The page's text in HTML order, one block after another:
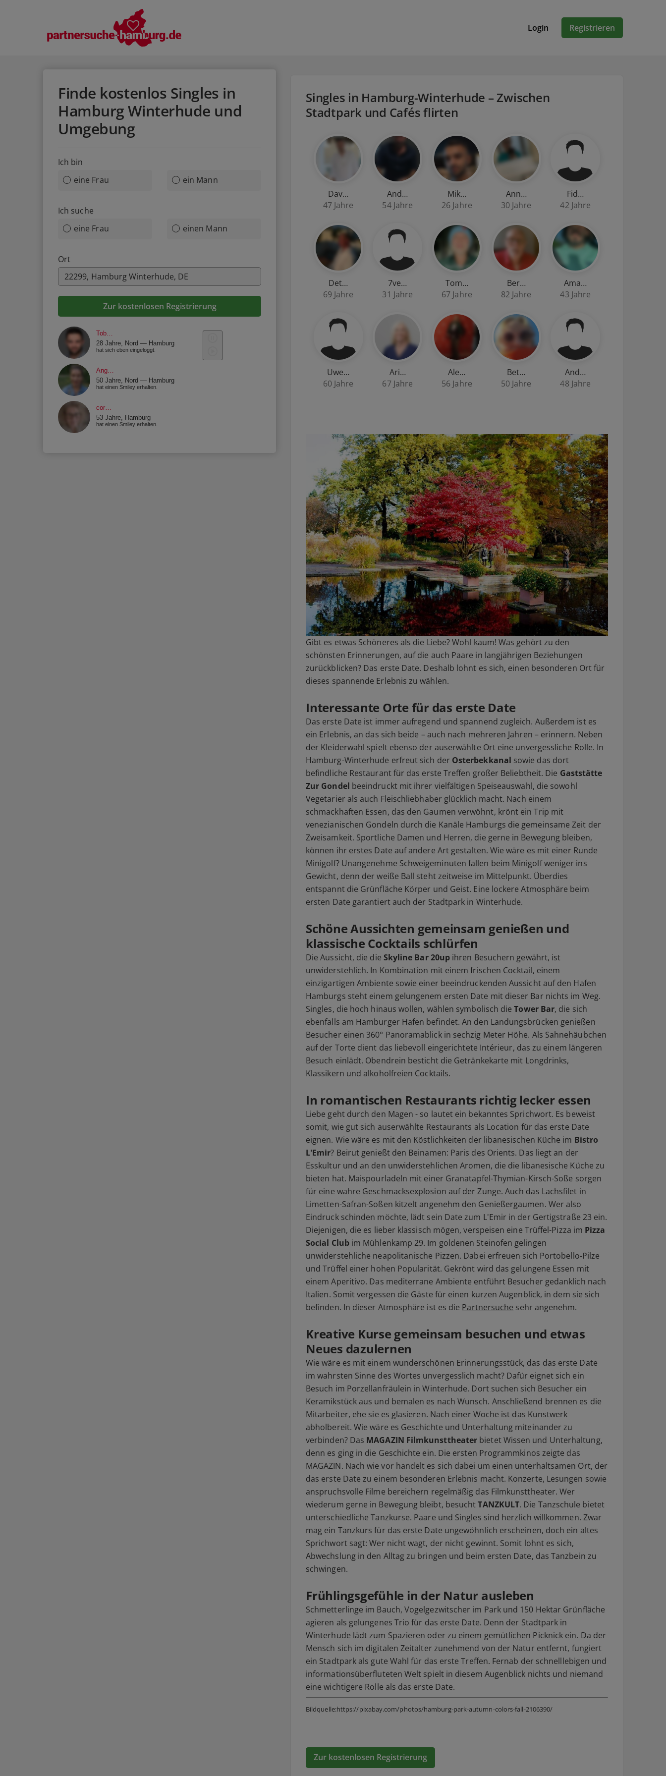
Login Registrieren
Finde kostenlos Singles in
Hamburg Winterhude und
Umgebung
Ich bin
eine Frau
ein Mann
Ich suche
eine Frau
einen Mann
Ort
Zur kostenlosen Registrierung
Singles in Hamburg-Winterhude – Zwischen
Stadtpark und Cafés flirten
Dav…
47 Jahre
And…
54 Jahre
Mik…
26 Jahre
Ann…
30 Jahre
Fid…
42 Jahre
Det…
69 Jahre
7ve…
31 Jahre
Tom…
67 Jahre
Ber…
82 Jahre
Ama…
43 Jahre
Uwe…
60 Jahre
Ari…
67 Jahre
Ale…
56 Jahre
Bet…
50 Jahre
And…
48 Jahre
Gibt es etwas Schöneres als die Liebe? Wohl kaum! Was gehört zu den
schönsten Erinnerungen, auf die auch Paare in langjährigen Beziehungen
zurückblicken? Das erste Date. Deshalb lohnt es sich, einen besonderen Ort für
dieses spannende Erlebnis zu wählen.
Interessante Orte für das erste Date
Das erste Date ist immer aufregend und spannend zugleich. Außerdem ist es
ein Erlebnis, an das sich beide – auch nach mehreren Jahren – erinnern. Neben
der Kleiderwahl spielt ebenso der auserwählte Ort eine unvergessliche Rolle. In
Hamburg-Winterhude erfreut sich der Osterbekkanal sowie das dort
befindliche Restaurant für das erste Treffen großer Beliebtheit. Die Gaststätte
Zur Gondel beeindruckt mit ihrer vielfältigen Speiseauswahl, die sowohl
Vegetarier als auch Fleischliebhaber glücklich macht. Nach einem
schmackhaften Essen, das den Gaumen verwöhnt, krönt ein Trip mit
venezianischen Gondeln durch die Kanäle Hamburgs die gemeinsame Zeit der
Zweisamkeit. Sportliche Damen und Herren, die gerne in Bewegung bleiben,
können ihr erstes Date auf andere Art gestalten. Wie wäre es mit einer Runde
Minigolf? Unangenehme Schweigeminuten fallen beim Minigolf weniger ins
Gewicht, denn der weiße Ball steht zeitweise im Mittelpunkt. Überdies
entspannt die Grünfläche Körper und Geist. Eine lockere Atmosphäre beim
ersten Date garantiert auch der Stadtpark in Winterhude.
Schöne Aussichten gemeinsam genießen und
klassische Cocktails schlürfen
Die Aussicht, die die Skyline Bar 20up ihren Besuchern gewährt, ist
unwiderstehlich. In Kombination mit einem frischen Cocktail, einem
einzigartigen Ambiente sowie einer beeindruckenden Aussicht auf den Hafen
Hamburgs steht einem gelungenem ersten Date mit dieser Bar nichts im Weg.
Singles, die hoch hinaus wollen, wählen symbolisch dieTower Bar, die sich
ebenfalls am Hamburger Hafen befindet. An den Landungsbrücken genießen
Besucher einen 360° Panoramablick in sechzig Meter Höhe. Als Sahnehäubchen
auf der Torte dient das liebevoll eingerichtete Intérieur, das zu einem längeren
Besuch einlädt. Obendrein besticht die Getränkekarte mit Longdrinks,
Klassikern und alkoholfreien Cocktails.
In romantischen Restaurants richtig lecker essen
Liebe geht durch den Magen - so lautet ein bekanntes Sprichwort. Es beweist
somit, wie gut sich auserwählte Restaurants als Location für das erste Date
eignen. Wie wäre es mit den Köstlichkeiten der libanesischen Küche im Bistro
L'Emir? Beirut genießt den Beinamen: Paris des Orients. Das liegt an der
Esskultur und an den unwiderstehlichen Aromen, die die libanesische Küche zu
bieten hat. Maispourladeln mit einer Granatapfel-Thymian-Kirsch-Soße sorgen
für eine wahre Geschmacksexplosion auf der Zunge. Auch das Lachsfilet in
Limetten-Safran-Soßen kitzelt angenehm den Genießergaumen. Wer also
Eindruck schinden möchte, lädt sein Date zum L'Emir in der Gertigstraße 23 ein.
Diejenigen, die es lieber klassisch mögen, verspeisen eine Trüffel-Pizza im Pizza
Social Clubim Mühlenkamp 29. Im goldenen Steinofen gelingen
unwiderstehliche neapolitanische Pizzen. Dabei erfreuen sich Portobello-Pilze
und Trüffel einer hohen Popularität. Gekrönt wird das gelungene Essen mit
einem Aperitivo. Das mediterrane Ambiente entführt Besucher gedanklich nach
Italien. Somit vergessen die Gäste für einen kurzen Augenblick, in dem sie sich
befinden. In dieser Atmosphäre ist es die Partnersuche sehr angenehm.
Kreative Kurse gemeinsam besuchen und etwas
Neues dazulernen
Wie wäre es mit einem wunderschönen Erinnerungsstück, das das erste Date
im wahrsten Sinne des Wortes unvergesslich macht? Dafür eignet sich ein
Besuch im Porzellanfräulein in Winterhude. Dort suchen sich Besucher ein
Keramikstück aus und bemalen es nach Wunsch. Anschließend brennen es die
Mitarbeiter, ehe sie es glasieren. Nach einer Woche ist das Kunstwerk
abholbereit. Wie wäre es Geschichte und Unterhaltung miteinander zu
verbinden? Das MAGAZIN Filmkunsttheater bietet Wissen und Unterhaltung,
denn es ging in die Geschichte ein. Die ersten Programmkinos zeigte das
MAGAZIN. Nach wie vor handelt es sich dabei um einen unterhaltsamen Ort, der
das erste Date zu einem besonderen Erlebnis macht. Konzerte, Lesungen sowie
anspruchsvolle Filme bereichern regelmäßig das Filmkunsttheater. Wer
wiederum gerne in Bewegung bleibt, besuchtTANZKULT. Die Tanzschule bietet
unterschiedliche Tanzkurse. Paare und Singles sind herzlich willkommen. Zwar
mag ein Tanzkurs für das erste Date ungewöhnlich erscheinen, doch ein altes
Sprichwort sagt: Wer nicht wagt, der nicht gewinnt. Somit lohnt es sich,
Abwechslung in den Alltag zu bringen und beim ersten Date, das Tanzbein zu
schwingen.
Frühlingsgefühle in der Natur ausleben
Schmetterlinge im Bauch, Vogelgezwitscher im Park und 150 Hektar Grünfläche
agieren als gelungenes Trio für das erste Date. Denn der Stadtpark in
Winterhude lädt zum Spazieren oder zu einem gemütlichen Picknick ein. Da der
Mensch sich im digitalen Zeitalter zunehmend von der Natur entfernt, fungiert
ein Stadtpark als gute Wahl für das erste Treffen. Fernab der schnelllebigen und
informationsüberfluteten Welt spielt in diesem Augenblick nichts und niemand
eine wichtigere Rolle als das erste Date.
Bildquelle:https://pixabay.com/photos/hamburg-park-autumn-colors-fall-2106390/
Zur kostenlosen Registrierung